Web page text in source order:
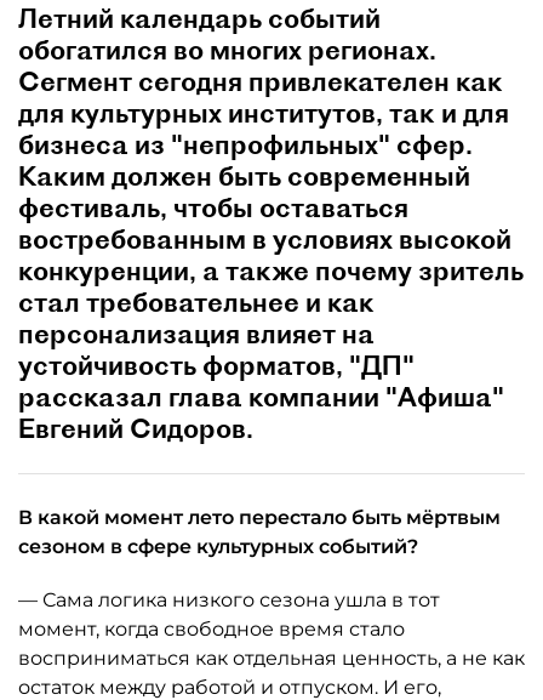
Летний календарь событий
обогатился во многих регионах.
Сегмент сегодня привлекателен как
для культурных институтов, так и для
бизнеса из "непрофильных" сфер.
Каким должен быть современный
фестиваль, чтобы оставаться
востребованным в условиях высокой
конкуренции, а также почему зритель
стал требовательнее и как
персонализация влияет на
устойчивость форматов, "ДП"
рассказал глава компании "Афиша"
Евгений Сидоров.
В какой момент лето перестало быть мёртвым
сезоном в сфере культурных событий?
— Сама логика низкого сезона ушла в тот
момент, когда свободное время стало
восприниматься как отдельная ценность, а не как
остаток между работой и отпуском. И его,